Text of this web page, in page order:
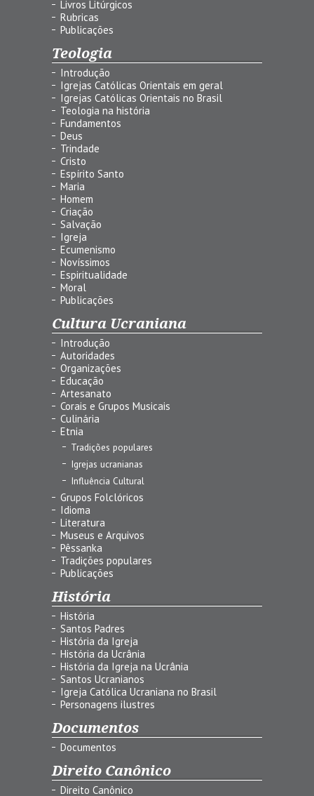
Livros Litúrgicos
Rubricas
Publicações
Teologia
Introdução
Igrejas Católicas Orientais em geral
Igrejas Católicas Orientais no Brasil
Teologia na história
Fundamentos
Deus
Trindade
Cristo
Espírito Santo
Maria
Homem
Criação
Salvação
Igreja
Ecumenismo
Novíssimos
Espiritualidade
Moral
Publicações
Cultura Ucraniana
Introdução
Autoridades
Organizações
Educação
Artesanato
Corais e Grupos Musicais
Culinária
Etnia
Tradições populares
Igrejas ucranianas
Influência Cultural
Grupos Folclóricos
Idioma
Literatura
Museus e Arquivos
Pêssanka
Tradições populares
Publicações
História
História
Santos Padres
História da Igreja
História da Ucrânia
História da Igreja na Ucrânia
Santos Ucranianos
Igreja Católica Ucraniana no Brasil
Personagens ilustres
Documentos
Documentos
Direito Canônico
Direito Canônico